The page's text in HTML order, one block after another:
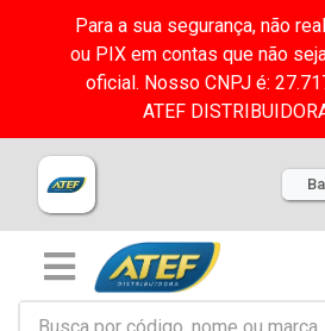
Para a sua segurança, não
ou PIX em contas que não
oficial. Nosso CNPJ é:
ATEF